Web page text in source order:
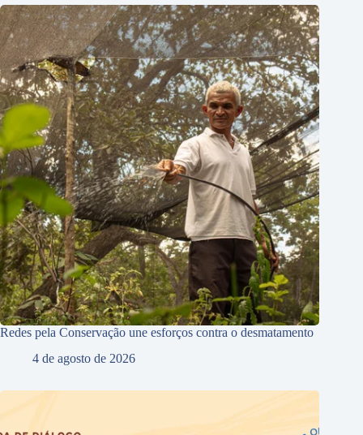
Redes pela Conservação une esforços contra o desmatamento
4 de agosto de 2026